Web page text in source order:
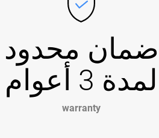
ضمان محدود
لمدة 3 أعوام
warranty